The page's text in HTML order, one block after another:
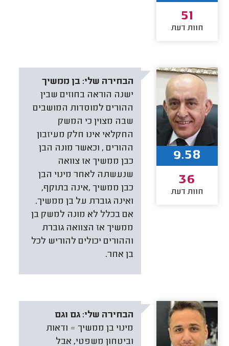
51
חוות דעת
הבחירה שלי: בן ממשיך
ישנה הוראה בחוזים שבין
ההורים למוסדות המושבים
שבה מצוין כי המשק
החקלאי אינו חלק מעיזבון
ההורים , וכאשר מונה הבן
כבן ממשיך אז צוואה
שנעשתה לאחר מינוי הבן
כבן ממשיך ,אינה בתוקף,
ואינה גוברת על בן ממשיך.
אם בכלל לא מונה למשק בן
ממשיך אז הצוואה גוברת
וההורים יכולים להוריש לכל
בן אחר.
9.58
36
חוות דעת
הבחירה שלי: גם וגם
מינוי בן ממשיך = ודאות
וביטחון משפטי, אבל